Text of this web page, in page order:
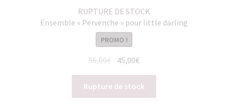
RUPTURE DE STOCK
Ensemble « Pervenche » pour little darling
PROMO !
56,00€ Le
prix
initial
était :
45,00€Le
prix
actuel
est :
Rupture de stock